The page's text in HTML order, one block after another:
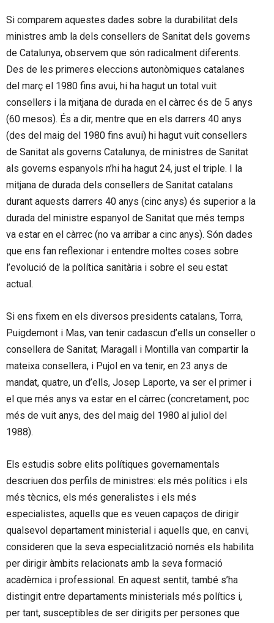
Si comparem aquestes dades sobre la durabilitat dels
ministres amb la dels consellers de Sanitat dels governs
de Catalunya, observem que són radicalment diferents.
Des de les primeres eleccions autonòmiques catalanes
del març el 1980 fins avui, hi ha hagut un total vuit
consellers i la mitjana de durada en el càrrec és de 5 anys
(60 mesos). És a dir, mentre que en els darrers 40 anys
(des del maig del 1980 fins avui) hi hagut vuit consellers
de Sanitat als governs Catalunya, de ministres de Sanitat
als governs espanyols n’hi ha hagut 24, just el triple. I la
mitjana de durada dels consellers de Sanitat catalans
durant aquests darrers 40 anys (cinc anys) és superior a la
durada del ministre espanyol de Sanitat que més temps
va estar en el càrrec (no va arribar a cinc anys). Són dades
que ens fan reflexionar i entendre moltes coses sobre
l’evolució de la política sanitària i sobre el seu estat
actual.
Si ens fixem en els diversos presidents catalans, Torra,
Puigdemont i Mas, van tenir cadascun d’ells un conseller o
consellera de Sanitat; Maragall i Montilla van compartir la
mateixa consellera, i Pujol en va tenir, en 23 anys de
mandat, quatre, un d’ells, Josep Laporte, va ser el primer i
el que més anys va estar en el càrrec (concretament, poc
més de vuit anys, des del maig del 1980 al juliol del
1988).
Els estudis sobre elits polítiques governamentals
descriuen dos perfils de ministres: els més polítics i els
més tècnics, els més generalistes i els més
especialistes, aquells que es veuen capaços de dirigir
qualsevol departament ministerial i aquells que, en canvi,
consideren que la seva especialització només els habilita
per dirigir àmbits relacionats amb la seva formació
acadèmica i professional. En aquest sentit, també s’ha
distingit entre departaments ministerials més polítics i,
per tant, susceptibles de ser dirigits per persones que